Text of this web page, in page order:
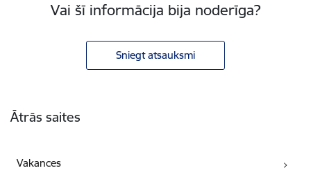
Vai šī informācija bija noderīga?
Sniegt atsauksmi
Ātrās saites
Vakances